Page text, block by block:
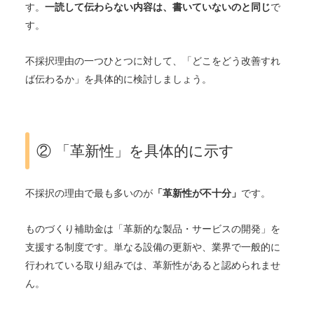
す。 一読して伝わらない内容は、書いていないのと同じで
す。
不採択理由の一つひとつに対して、「どこをどう改善すれ
ば伝わるか」を具体的に検討しましょう。
② 「革新性」を具体的に示す
不採択の理由で最も多いのが 「革新性が不十分」 です。
ものづくり補助金は「革新的な製品・サービスの開発」を
支援する制度です。単なる設備の更新や、業界で一般的に
行われている取り組みでは、革新性があると認められませ
ん。